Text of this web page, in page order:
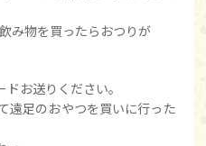
み物を買ったらおつりが
お送りください。
遠足のおやつを買いに行った